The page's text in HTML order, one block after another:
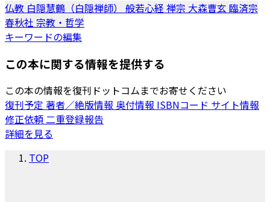
仏教 白隠慧鶴（白隠禅師） 般若心経 禅宗 大森曹玄 臨済宗
春秋社 宗教・哲学
キーワードの編集
この本に関する情報を提供する
この本の情報を復刊ドットコムまでお寄せください
復刊予定 著者／絶版情報 奥付情報 ISBNコード サイト情報
修正依頼 二重登録報告
詳細を見る
TOP